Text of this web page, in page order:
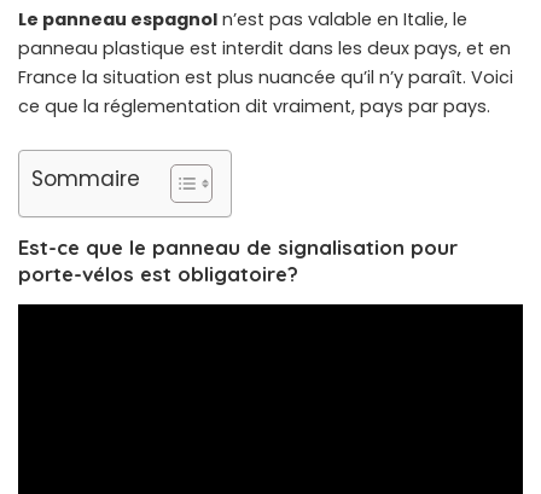
Le panneau espagnol n’est pas valable en Italie, le
panneau plastique est interdit dans les deux pays, et en
France la situation est plus nuancée qu’il n’y paraît. Voici
ce que la réglementation dit vraiment, pays par pays.
Sommaire
Est-ce que le panneau de signalisation pour
porte-vélos est obligatoire?